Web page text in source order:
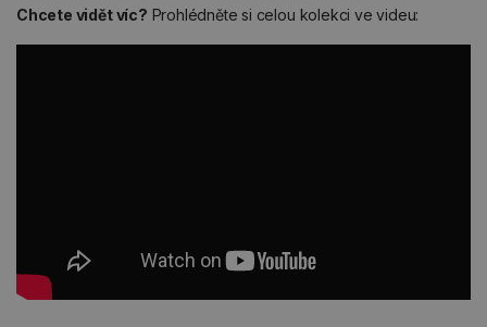
Chcete vidět víc? Prohlédněte si celou kolekci ve videu: